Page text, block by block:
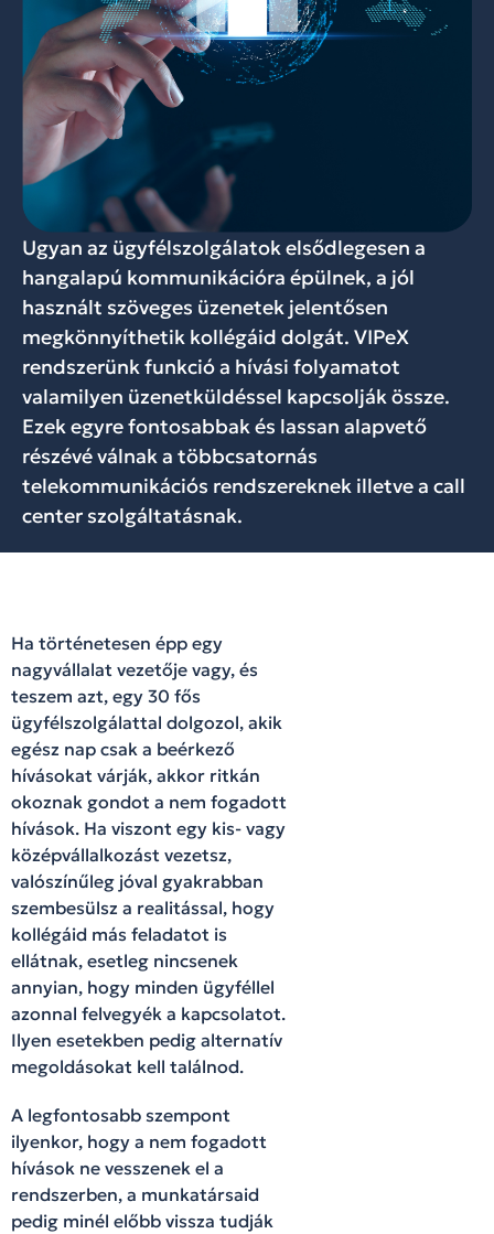
Ugyan az ügyfélszolgálatok elsődlegesen a
hangalapú kommunikációra épülnek, a jól
használt szöveges üzenetek jelentősen
megkönnyíthetik kollégáid dolgát. VIPeX
rendszerünk funkció a hívási folyamatot
valamilyen üzenetküldéssel kapcsolják össze.
Ezek egyre fontosabbak és lassan alapvető
részévé válnak a többcsatornás
telekommunikációs rendszereknek illetve a call
center szolgáltatásnak.
Ha történetesen épp egy
nagyvállalat vezetője vagy, és
teszem azt, egy 30 fős
ügyfélszolgálattal dolgozol, akik
egész nap csak a beérkező
hívásokat várják, akkor ritkán
okoznak gondot a nem fogadott
hívások. Ha viszont egy kis- vagy
középvállalkozást vezetsz,
valószínűleg jóval gyakrabban
szembesülsz a realitással, hogy
kollégáid más feladatot is
ellátnak, esetleg nincsenek
annyian, hogy minden ügyféllel
azonnal felvegyék a kapcsolatot.
Ilyen esetekben pedig alternatív
megoldásokat kell találnod.
A legfontosabb szempont
ilyenkor, hogy a nem fogadott
hívások ne vesszenek el a
rendszerben, a munkatársaid
pedig minél előbb vissza tudják